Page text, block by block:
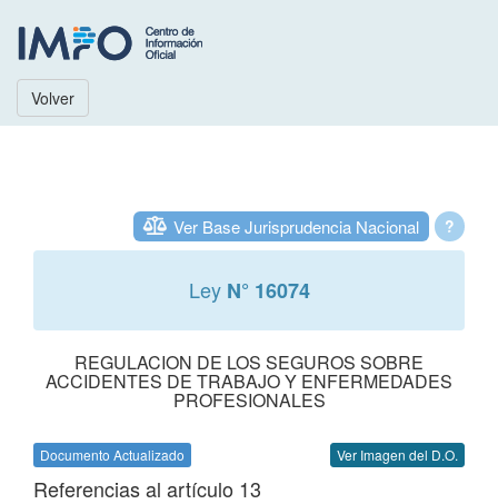
Volver
?
Ver Base Jurisprudencia Nacional
Ley N° 16074
REGULACION DE LOS SEGUROS SOBRE
ACCIDENTES DE TRABAJO Y ENFERMEDADES
PROFESIONALES
Documento Actualizado Ver Imagen del D.O.
Referencias al artículo 13